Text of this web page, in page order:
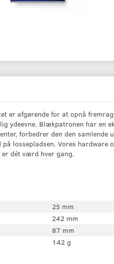
er afgørende for at opnå
ydeevne. Blækpatronen har en
forbedrer den den
lossepladsen. Vores
dét værd hver gang.
25 mm
242 mm
87 mm
142 g